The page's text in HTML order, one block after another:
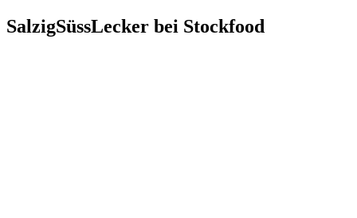
SalzigSüssLecker bei Stockfood